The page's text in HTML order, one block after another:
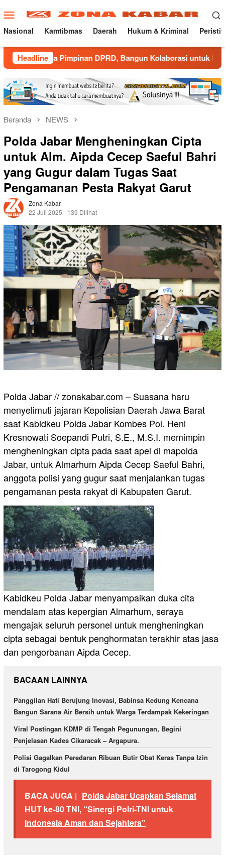
ke
konten
Menu
Mobile
Nasional Kamtibmas Daerah Hukum & Kriminal
Headline
Pimpinan DPRD, Bangun Kolaborasi untuk Majalengka
Beranda NEWS
Polda Jabar Mengheningkan Cipta
untuk Alm. Aipda Cecep Saeful Bahri
yang Gugur dalam Tugas Saat
Pengamanan Pesta Rakyat Garut
Zona Kabar
22 Juli 2025
139 Dilihat
Polda Jabar // zonakabar.com – Suasana haru
menyelimuti jajaran Kepolisian Daerah Jawa Barat
saat Kabidkeu Polda Jabar Kombes Pol. Heni
Kresnowati Soepandi Putri, S.E., M.S.I. memimpin
mengheningkan cipta pada saat apel di mapolda
Jabar, untuk Almarhum Aipda Cecep Saeful Bahri,
anggota polisi yang gugur saat menjalankan tugas
pengamanan pesta rakyat di Kabupaten Garut.
Kabidkeu Polda Jabar menyampaikan duka cita
mendalam atas kepergian Almarhum, seraya
mengajak seluruh personel untuk mengheningkan
cipta sebagai bentuk penghormatan terakhir atas jasa
dan pengorbanan Aipda Cecep.
BACAAN LAINNYA
Panggilan Hati Berujung Inovasi, Babinsa Kedung Kencana
Bangun Sarana Air Bersih untuk Warga Terdampak Kekeringan
Viral Postingan KDMP di Tengah Pegunungan, Begini
Penjelasan Kades Cikaracak – Argapura.
Polisi Gagalkan Peredaran Ribuan Butir Obat Keras Tanpa Izin
di Tarogong Kidul
BACA JUGA | Polda Jabar Ucapkan Selamat
HUT ke-80 TNI, “Sinergi Polri-TNI untuk
Indonesia Aman dan Sejahtera”